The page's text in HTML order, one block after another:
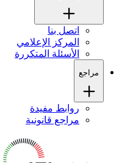
اتصل بنا
المركز الإعلامي
الأسئلة المتكررة
مراجع
روابط مفيدة
مراجع قانونية